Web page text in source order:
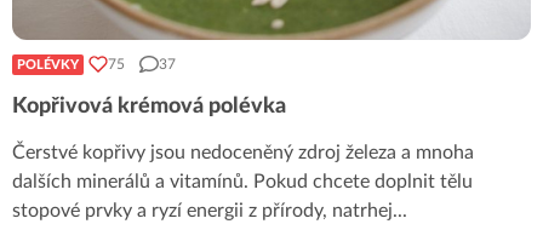
POLÉVKY 75 37
Kopřivová krémová polévka
Čerstvé kopřivy jsou nedoceněný zdroj železa a mnoha
dalších minerálů a vitamínů. Pokud chcete doplnit tělu
stopové prvky a ryzí energii z přírody, natrhej...